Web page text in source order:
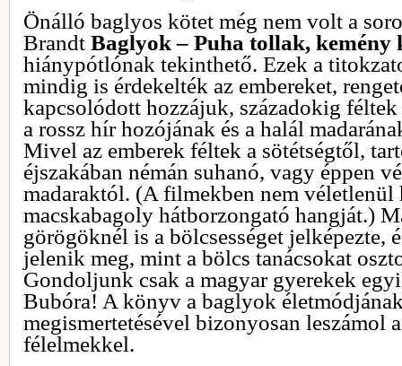
Önálló baglyos kötet még nem volt a
Brandt Baglyok – Puha tollak,
hiánypótlónak tekinthető. Ezek a
mindig is érdekelték az embereket,
kapcsolódott hozzájuk, századokig
a rossz hír hozójának és a halál
Mivel az emberek féltek a sötétségtől,
éjszakában némán suhanó, vagy éppen
madaraktól. (A filmekben nem véletlenül
macskabagoly hátborzongató hangját.)
görögöknél is a bölcsességet jelképezte,
jelenik meg, mint a bölcs tanácsokat
Gondoljunk csak a magyar gyerekek
Bubóra! A könyv a baglyok
megismertetésével bizonyosan leszámol
félelmekkel.